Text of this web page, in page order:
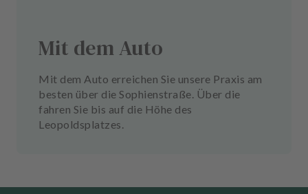
Mit dem Auto
Mit dem Auto erreichen Sie unsere Praxis am
besten über die Sophienstraße. Über die
fahren Sie bis auf die Höhe des
Leopoldsplatzes.